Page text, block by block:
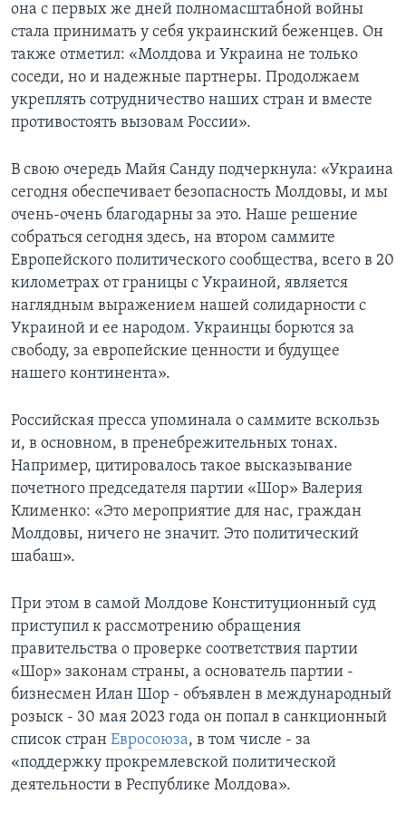
она с первых же дней полномасштабной войны
стала принимать у себя украинский беженцев. Он
также отметил: «Молдова и Украина не только
соседи, но и надежные партнеры. Продолжаем
укреплять сотрудничество наших стран и вместе
противостоять вызовам России».
В свою очередь Майя Санду подчеркнула: «Украина
сегодня обеспечивает безопасность Молдовы, и мы
очень-очень благодарны за это. Наше решение
собраться сегодня здесь, на втором саммите
Европейского политического сообщества, всего в 20
километрах от границы с Украиной, является
наглядным выражением нашей солидарности с
Украиной и ее народом. Украинцы борются за
свободу, за европейские ценности и будущее
нашего континента».
Российская пресса упоминала о саммите вскользь
и, в основном, в пренебрежительных тонах.
Например, цитировалось такое высказывание
почетного председателя партии «Шор» Валерия
Клименко: «Это мероприятие для нас, граждан
Молдовы, ничего не значит. Это политический
шабаш».
При этом в самой Молдове Конституционный суд
приступил к рассмотрению обращения
правительства о проверке соответствия партии
«Шор» законам страны, а основатель партии -
бизнесмен Илан Шор - объявлен в международный
розыск - 30 мая 2023 года он попал в санкционный
список стран Евросоюза, в том числе - за
«поддержку прокремлевской политической
деятельности в Республике Молдова».